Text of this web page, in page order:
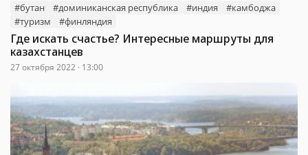
#бутан #доминиканская республика #индия
#камбоджа
#туризм
#финляндия
Где искать счастье? Интересные маршруты для
казахстанцев
27 октября 2022 · 13:00